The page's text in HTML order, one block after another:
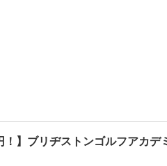
！】ブリヂストンゴルフアカデ